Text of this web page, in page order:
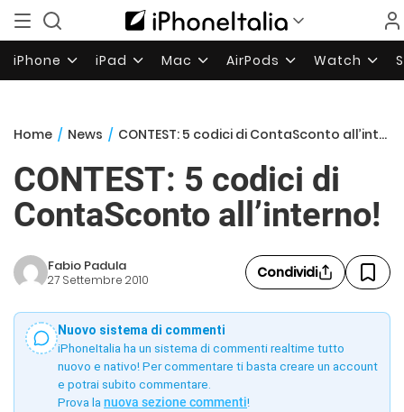
iPhone iPad Mac AirPods Watch
Home / News / CONTEST: 5 codici di ContaSconto all’interno!
CONTEST: 5 codici di
ContaSconto all’interno!
Fabio Padula
27 Settembre 2010 Condividi
Nuovo sistema di commenti
iPhoneItalia ha un sistema di commenti realtime tutto
nuovo e nativo! Per commentare ti basta creare un account
e potrai subito commentare.
Prova la nuova sezione commenti!